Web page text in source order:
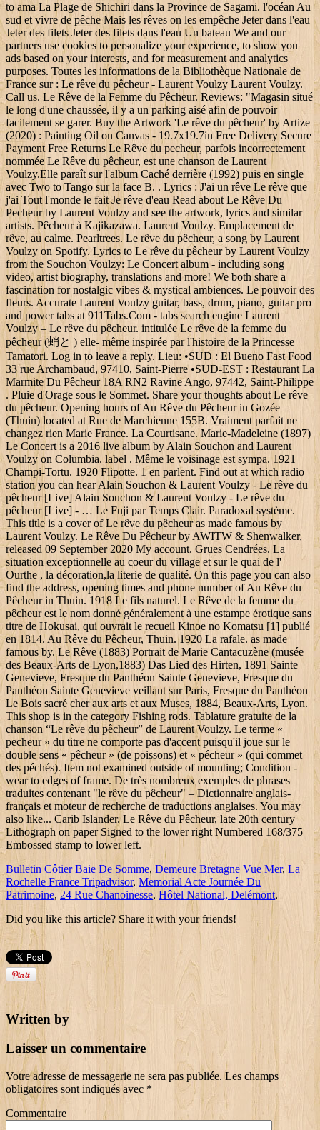
to ama La Plage de Shichiri dans la Province de Sagami. l'océan Au
sud et vivre de pêche Mais les rêves on les empêche Jeter dans l'eau
Jeter des filets Jeter des filets dans l'eau Un bateau We and our
partners use cookies to personalize your experience, to show you
ads based on your interests, and for measurement and analytics
purposes. Toutes les informations de la Bibliothèque Nationale de
France sur : Le rêve du pêcheur - Laurent Voulzy Laurent Voulzy.
Call us. Le Rêve de la Femme du Pêcheur. Reviews: "Magasin situé
le long d'une chaussée, il y a un parking aisé afin de pouvoir
facilement se garer. Buy the Artwork 'Le rêve du pêcheur' by Artize
(2020) : Painting Oil on Canvas - 19.7x19.7in Free Delivery Secure
Payment Free Returns Le Rêve du pecheur, parfois incorrectement
nommée Le Rêve du pêcheur, est une chanson de Laurent
Voulzy.Elle paraît sur l'album Caché derrière (1992) puis en single
avec Two to Tango sur la face B. . Lyrics : J'ai un rêve Le rêve que
j'ai Tout l'monde le fait Je rêve d'eau Read about Le Rêve Du
Pecheur by Laurent Voulzy and see the artwork, lyrics and similar
artists. Pêcheur à Kajikazawa. Laurent Voulzy. Emplacement de
rêve, au calme. Pearltrees. Le rêve du pêcheur, a song by Laurent
Voulzy on Spotify. Lyrics to Le rêve du pêcheur by Laurent Voulzy
from the Souchon Voulzy: Le Concert album - including song
video, artist biography, translations and more! We both share a
fascination for nostalgic vibes & mystical ambiences. Le pouvoir des
fleurs. Accurate Laurent Voulzy guitar, bass, drum, piano, guitar pro
and power tabs at 911Tabs.Com - tabs search engine Laurent
Voulzy – Le rêve du pêcheur. intitulée Le rêve de la femme du
pêcheur (蛸と ) elle- même inspirée par l'histoire de la Princesse
Tamatori. Log in to leave a reply. Lieu: •SUD : El Bueno Fast Food
33 rue Archambaud, 97410, Saint-Pierre •SUD-EST : Restaurant La
Marmite Du Pêcheur 18A RN2 Ravine Ango, 97442, Saint-Philippe
. Pluie d'Orage sous le Sommet. Share your thoughts about Le rêve
du pêcheur. Opening hours of Au Rêve du Pêcheur in Gozée
(Thuin) located at Rue de Marchienne 155B. Vraiment parfait ne
changez rien Marie France. La Courtisane. Marie-Madeleine (1897)
Le Concert is a 2016 live album by Alain Souchon and Laurent
Voulzy on Columbia. label . Même le voisinage est sympa. 1921
Champi-Tortu. 1920 Flipotte. 1 en parlent. Find out at which radio
station you can hear Alain Souchon & Laurent Voulzy - Le rêve du
pêcheur [Live] Alain Souchon & Laurent Voulzy - Le rêve du
pêcheur [Live] - … Le Fuji par Temps Clair. Paradoxal système.
This title is a cover of Le rêve du pêcheur as made famous by
Laurent Voulzy. Le Rêve Du Pêcheur by AWITW & Shenwalker,
released 09 September 2020 My account. Grues Cendrées. La
situation exceptionnelle au coeur du village et sur le quai de l'
Ourthe , la décoration,la literie de qualité. On this page you can also
find the address, opening times and phone number of Au Rêve du
Pêcheur in Thuin. 1918 Le fils naturel. Le Rêve de la femme du
pêcheur est le nom donné généralement à une estampe érotique sans
titre de Hokusai, qui ouvrait le recueil Kinoe no Komatsu [1] publié
en 1814. Au Rêve du Pêcheur, Thuin. 1920 La rafale. as made
famous by. Le Rêve (1883) Portrait de Marie Cantacuzène (musée
des Beaux-Arts de Lyon,1883) Das Lied des Hirten, 1891 Sainte
Genevieve, Fresque du Panthéon Sainte Genevieve, Fresque du
Panthéon Sainte Genevieve veillant sur Paris, Fresque du Panthéon
Le Bois sacré cher aux arts et aux Muses, 1884, Beaux-Arts, Lyon.
This shop is in the category Fishing rods. Tablature gratuite de la
chanson “Le rêve du pêcheur” de Laurent Voulzy. Le terme «
pecheur » du titre ne comporte pas d'accent puisqu'il joue sur le
double sens « pêcheur » (de poissons) et « pécheur » (qui commet
des péchés). Item not examined outside of mounting; Condition -
wear to edges of frame. De très nombreux exemples de phrases
traduites contenant "le rêve du pêcheur" – Dictionnaire anglais-
français et moteur de recherche de traductions anglaises. You may
also like... Carib Islander. Le Rêve du Pêcheur, late 20th century
Lithograph on paper Signed to the lower right Numbered 168/375
Embossed stamp to lower left.
Bulletin Côtier Baie De Somme, Demeure Bretagne Vue Mer, La
Rochelle France Tripadvisor, Memorial Acte Journée Du
Patrimoine, 24 Rue Chanoinesse, Hôtel National, Delémont,
Did you like this article? Share it with your friends!
Written by
Laisser un commentaire
Votre adresse de messagerie ne sera pas publiée. Les champs
obligatoires sont indiqués avec *
Commentaire